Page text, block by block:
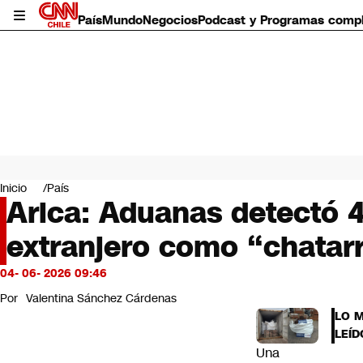
PaísMundoNegociosPodcast y Programas
Mundo
Negocios
Deportes
Programas completos
Cultura
Servicios
Bits
CNN Data
Inicio País
Arica: Aduanas detectó
extranjero como
04- 06- 2026 09:46
Por Valentina Sánchez Cárdenas
Una
LO